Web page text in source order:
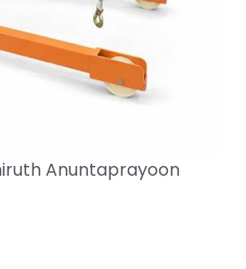
Anuntaprayoon